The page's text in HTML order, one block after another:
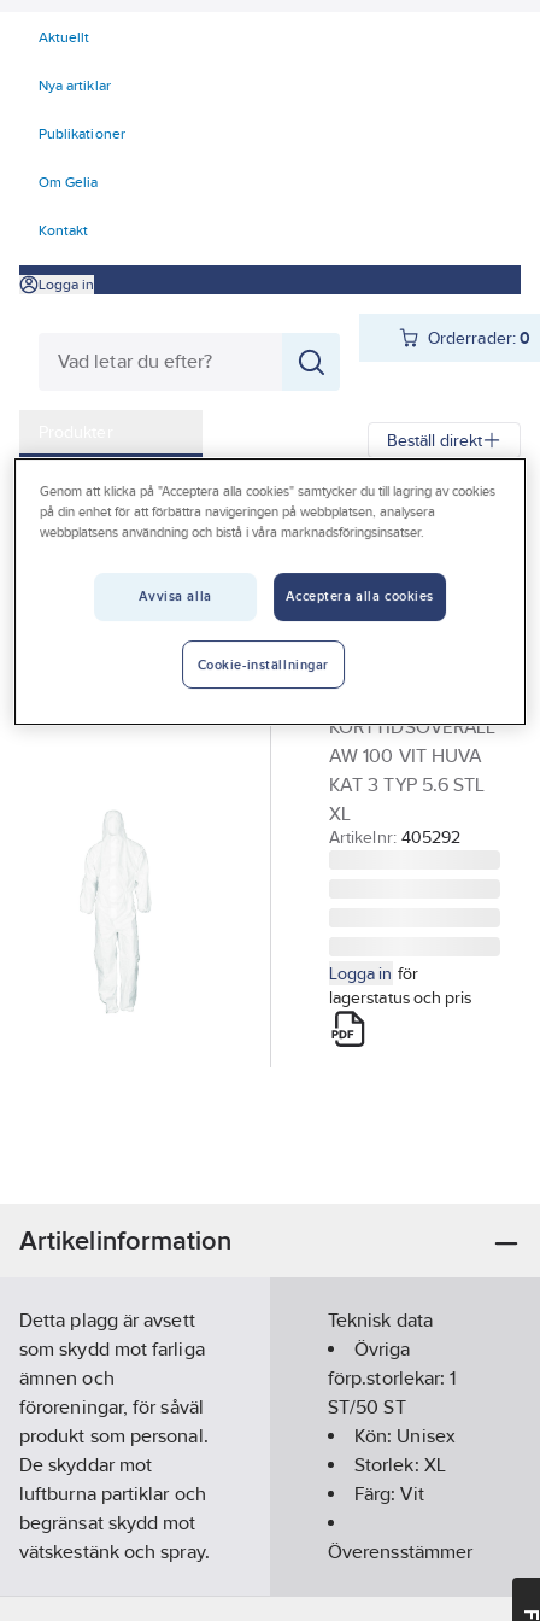
Aktuellt
Nya artiklar
Publikationer
Om Gelia
Kontakt
Logga in
Orderrader:0
Outlet
Beställ direkt
Gelia Produkter Personligt skydd Kläder
Korttidsplagg
Overaller
ACTIVEWEAR
Korttidsoverall
100
KORTTIDSOVERALL
AW 100 VIT HUVA
KAT 3 TYP 5.6 STL
XL
Artikelnr: 405292
Logga in för
lagerstatus och pris
Artikelinformation
Detta plagg är avsett
som skydd mot farliga
ämnen och
föroreningar, för såväl
produkt som personal.
De skyddar mot
luftburna partiklar och
begränsat skydd mot
vätskestänk och spray.
Teknisk data
Övriga
förp.storlekar:1
ST/50 ST
Kön: Unisex
Storlek: XL
Färg:Vit
Överensstämmer
Genom att klicka på "Acceptera alla cookies" samtycker du till lagring av cookies
på din enhet för att förbättra navigeringen på webbplatsen, analysera
webbplatsens användning och bistå i våra marknadsföringsinsatser.
Avvisa alla Acceptera alla cookies
Cookie-inställningar